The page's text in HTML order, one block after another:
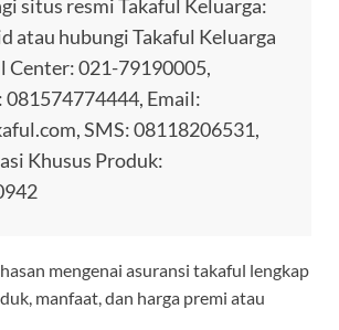
situs resmi Takaful Keluarga:
atau hubungi Takaful Keluarga
Center: 021-79190005,
Email:
SMS: 08118206531,
Khusus Produk:
mengenai asuransi takaful lengkap
manfaat, dan harga premi atau